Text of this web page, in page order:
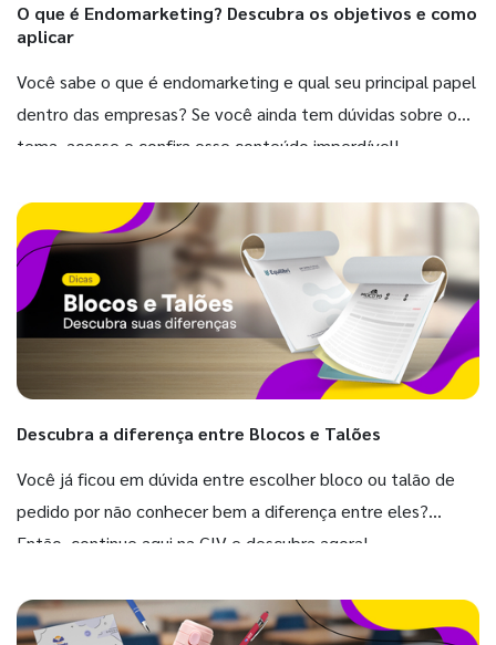
O que é Endomarketing? Descubra os objetivos e como
aplicar
Você sabe o que é endomarketing e qual seu principal papel
dentro das empresas? Se você ainda tem dúvidas sobre o
tema, acesse e confira esse conteúdo imperdível!
Descubra a diferença entre Blocos e Talões
Você já ficou em dúvida entre escolher bloco ou talão de
pedido por não conhecer bem a diferença entre eles?
Então, continue aqui na GIV e descubra agora!